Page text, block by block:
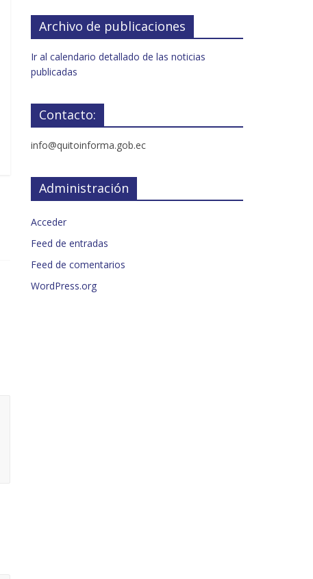
Archivo de publicaciones
Ir al calendario detallado de las noticias
publicadas
Contacto:
info@quitoinforma.gob.ec
Administración
Acceder
Feed de entradas
Feed de comentarios
WordPress.org